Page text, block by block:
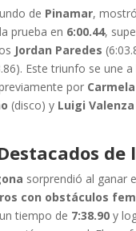
de Pinamar,
prueba en 6:00.44,
Jordan Paredes
Este triunfo se une
por
(disco) y Luigi Valenza
de
sorprendió al ganar
con obstáculos
tiempo de 7:38.90y